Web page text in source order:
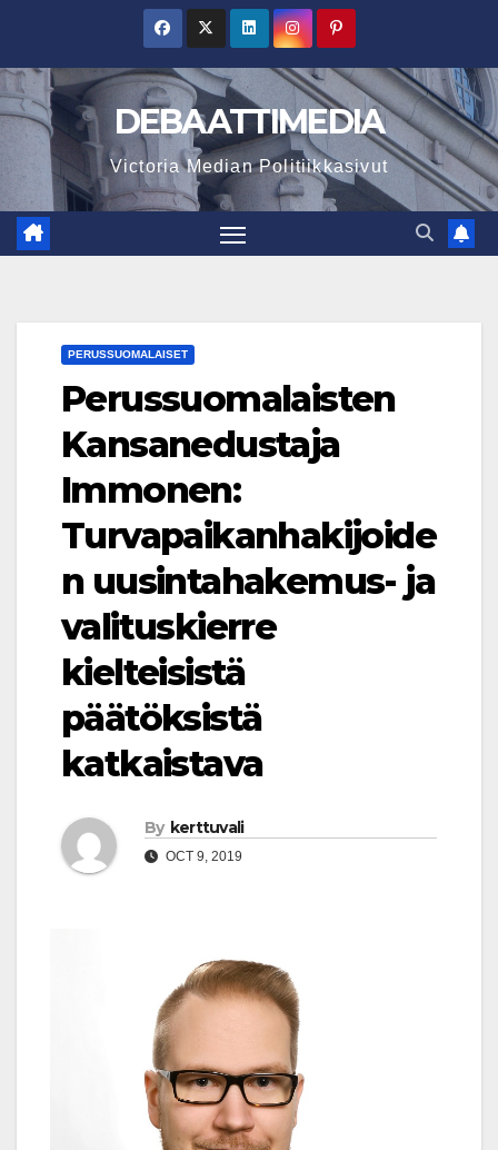
content
DEBAATTIMEDIA
Victoria Median Politiikkasivut
PERUSSUOMALAISET
Perussuomalaisten
Kansanedustaja
Immonen:
Turvapaikanhakijoide
n uusintahakemus- ja
valituskierre
kielteisistä
päätöksistä
katkaistava
By kerttuvali
OCT 9, 2019